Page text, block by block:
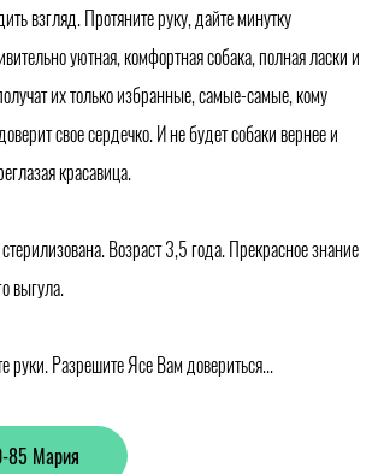
взгляд. Протяните руку, дайте минутку
уютная, комфортная собака, полная ласки и
их только избранные, самые-самые, кому
свое сердечко. И не будет собаки вернее и
красавица.
Возраст 3,5 года. Прекрасное знание
выгула.
руки. Разрешите Ясе Вам довериться...
85 Мария